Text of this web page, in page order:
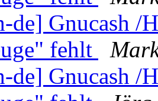
de] Gnucash
fehlt
de] Gnucash